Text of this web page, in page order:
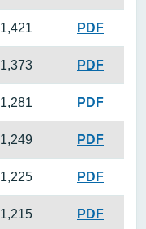
1,421 PDF
1,373 PDF
1,281 PDF
1,249 PDF
1,225 PDF
1,215 PDF